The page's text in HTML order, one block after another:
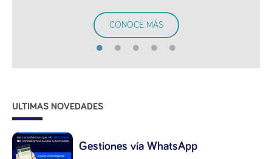
CONOCÉ MÁS
ULTIMAS NOVEDADES
Gestiones vía WhatsApp